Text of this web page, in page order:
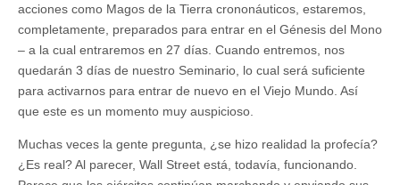
acciones como Magos de la Tierra crononáuticos, estaremos,
completamente, preparados para entrar en el Génesis del Mono
– a la cual entraremos en 27 días. Cuando entremos, nos
quedarán 3 días de nuestro Seminario, lo cual será suficiente
para activarnos para entrar de nuevo en el Viejo Mundo. Así
que este es un momento muy auspicioso.
Muchas veces la gente pregunta, ¿se hizo realidad la profecía?
¿Es real? Al parecer, Wall Street está, todavía, funcionando.